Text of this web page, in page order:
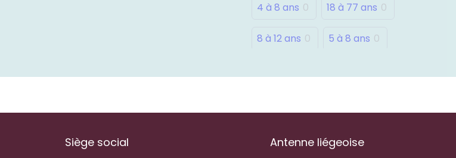
4 à 8 ans 0 18 à 77 ans 0
8 à 12 ans 0 5 à 8 ans 0
Siège social Antenne liégeoise